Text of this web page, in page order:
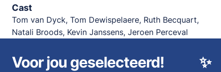
Cast
Tom van Dyck, Tom Dewispelaere, Ruth Becquart,
Natali Broods, Kevin Janssens, Jeroen Perceval
✨
Voor jou geselecteerd!